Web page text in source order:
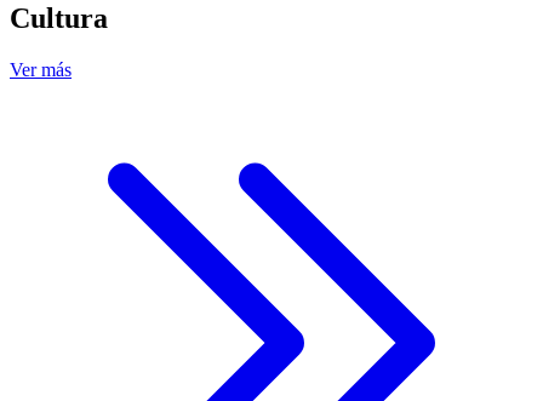
Cultura
Ver más